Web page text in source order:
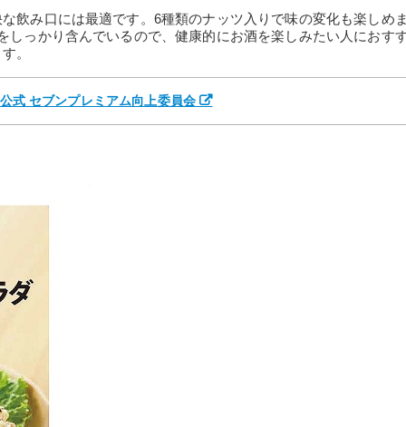
飲み口には最適です。6種類のナッツ入りで味の変化も楽しめ
しっかり含んでいるので、健康的にお酒を楽しみたい人におす
。
式 セブンプレミアム向上委員会